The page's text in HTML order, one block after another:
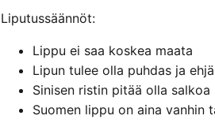
Liputussäännöt:
Lippu ei saa koskea maata
Lipun tulee olla puhdas ja ehjä
Sinisen ristin pitää olla salkoa
Suomen lippu on aina vanhin